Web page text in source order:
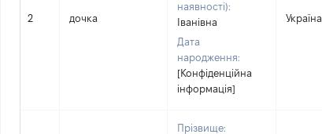
2 дочка
наявності):
Іванівна
Дата
народження:
[Конфіденційна
інформація]
Україна
Прізвище: